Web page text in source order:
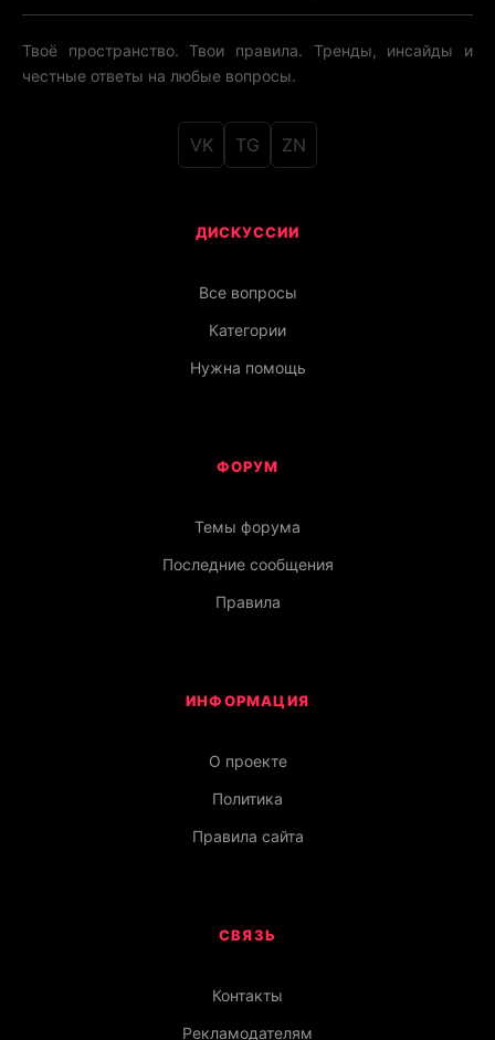
Твоё пространство. Твои правила. Тренды, инсайды и
честные ответы на любые вопросы.
VK TG ZN
ДИСКУССИИ
Все вопросы
Категории
Нужна помощь
ФОРУМ
Темы форума
Последние сообщения
Правила
ИНФОРМАЦИЯ
О проекте
Политика
Правила сайта
СВЯЗЬ
Контакты
Рекламодателям